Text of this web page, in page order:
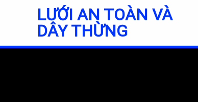
LƯỚI AN TOÀN VÀ
DÂY THỪNG